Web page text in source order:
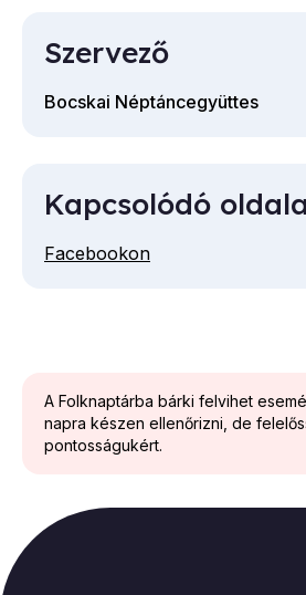
A Folknaptárba bárki felvihet
napra készen ellenőrizni, de
pontosságukért.
Szervező
Bocskai Néptáncegyüttes
Kapcsolódó
Facebookon